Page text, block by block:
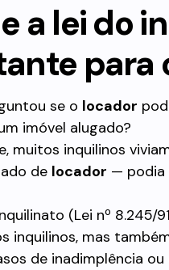
a lei do
para
se o locador
imóvel alugado?
muitos inquilinos
de locador — podia
(Lei nº 8.245/
inquilinos, mas
de inadimplência